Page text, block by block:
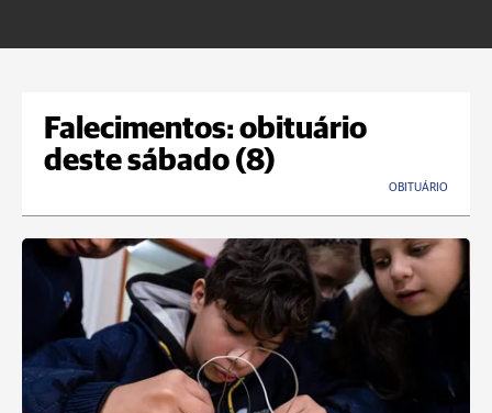
Falecimentos: obituário
deste sábado (8)
OBITUÁRIO